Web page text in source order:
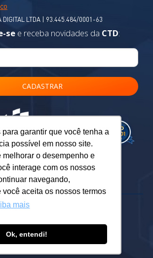
garantir que você tenha a
possível em nosso site.
melhorar o desempenho e
interage com os nossos
navegando,
você aceita os nossos termos
mais
Ok, entendi!
DIGITAL LTDA | 93.445.484/0001-63
see receba novidades da CTD: